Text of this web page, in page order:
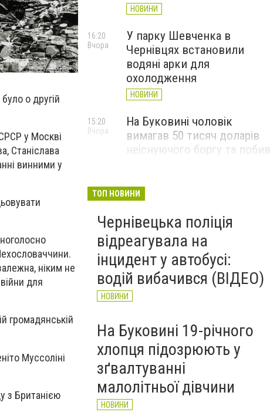
о другій
у Москві
Станіслава
винними у
ніким не
для
громадянській
Муссоліні
з Британією
НОВИНИ
У парку Шевченка в
Чернівцях встановили
водяні арки для
охолодження
НОВИНИ
16:20
Вчора
На Буковині чоловік
вимагав 50 тисяч доларів
неіснуючого боргу та побив
15:20
Вчора
повалене дерево і
порятунок собаки: як
минула доба для
рятувальників Буковини
НОВИНИ
Вчора
ТОП НОВИНИ
Чернівецька поліція
відреагувала на
інцидент у автобусі:
водій вибачився (ВІДЕО)
НОВИНИ
На Буковині 19-річного
хлопця підозрюють у
зґвалтуванні
малолітньої дівчини
НОВИНИ